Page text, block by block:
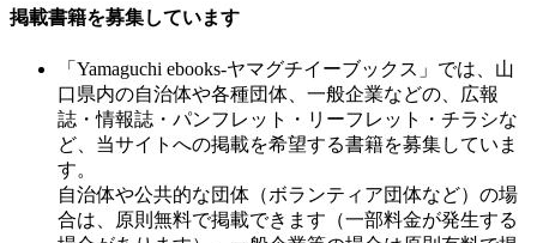
掲載書籍を募集しています
「Yamaguchi ebooks-ヤマグチイーブックス」では、山
口県内の自治体や各種団体、一般企業などの、広報
誌・情報誌・パンフレット・リーフレット・チラシな
ど、当サイトへの掲載を希望する書籍を募集していま
す。
自治体や公共的な団体（ボランティア団体など）の場
合は、原則無料で掲載できます（一部料金が発生する